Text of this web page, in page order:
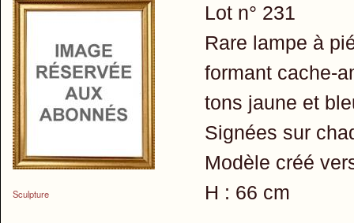
Sculpture
Lot n° 231
Rare lampe à
formant cache-
tons jaune et
Signées sur
Modèle créé
H : 66 cm